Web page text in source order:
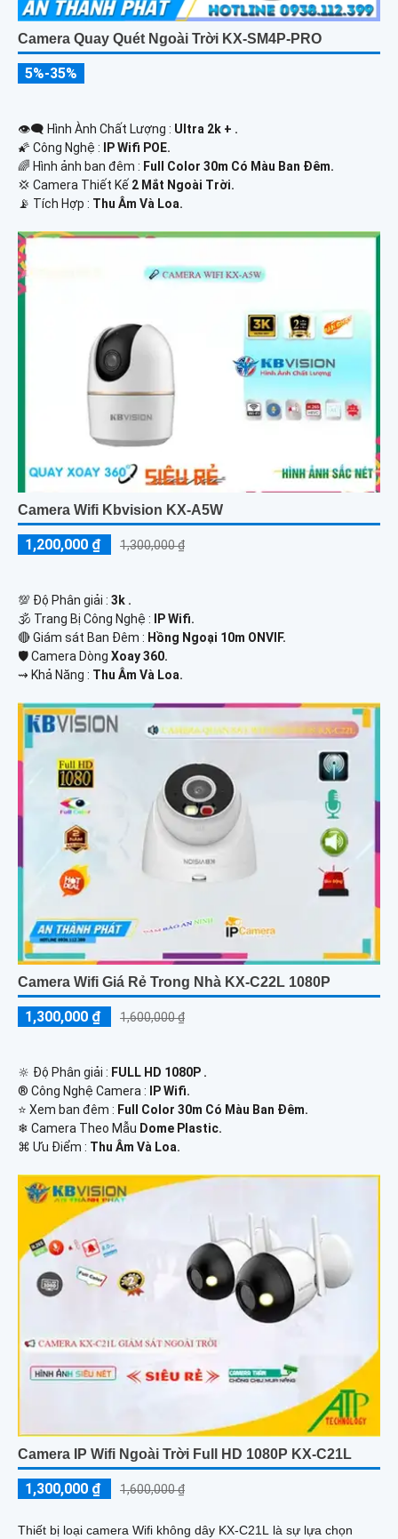
Camera Quay Quét Ngoài Trời KX-SM4P-PRO
5%-35%
👁️‍🗨 Hình Ành Chất Lượng : Ultra 2k + .
🌠 Công Nghệ :
IP Wifi POE.
🌈 Hình ảnh ban đêm : Full Color 30m Có Màu Ban Ðêm.
💢 Camera Thiết Kế 2 Mắt Ngoài Trời.
️📡 Tích Hợp : Thu Âm Và Loa.
Camera Wifi Kbvision KX-A5W
1,200,000 ₫ 1,300,000 ₫
💯 Độ Phân giải : 3k .
🕉️ Trang Bị Công Nghệ :
IP Wifi.
🔴 Giám sát Ban Đêm : Hồng Ngoại 10m ONVIF.
🛡 Camera Dòng Xoay 360.
️⇝ Khả Năng : Thu Âm Và Loa.
Camera Wifi Giá Rẻ Trong Nhà KX-C22L 1080P
1,300,000 ₫ 1,600,000 ₫
🔆 Độ Phân giải : FULL HD 1080P .
®️ Công Nghệ Camera : IP Wifi.
⭐ Xem ban đêm : Full Color 30m Có Màu Ban Ðêm.
❄ Camera Theo Mẫu Dome Plastic.
️⌘ Ưu Điểm : Thu Âm Và Loa.
Camera IP Wifi Ngoài Trời Full HD 1080P KX-C21L
1,300,000 ₫ 1,600,000 ₫
Thiết bị loại camera Wifi không dây KX-C21L là sự lựa chọn